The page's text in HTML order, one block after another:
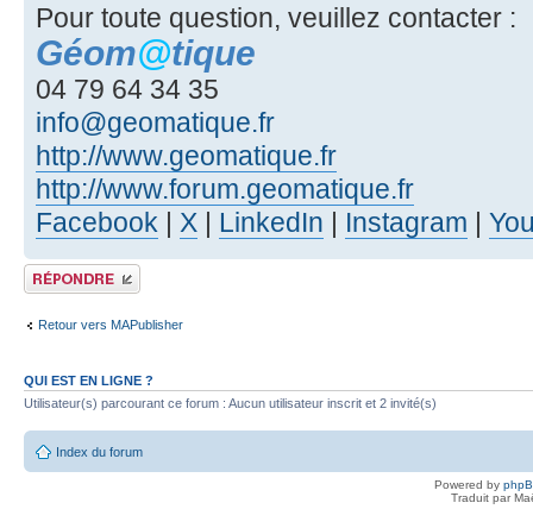
Pour toute question, veuillez contacter :
Géom@tique
04 79 64 34 35
info@geomatique.fr
http://www.geomatique.fr
http://www.forum.geomatique.fr
Facebook | X | LinkedIn | Instagram |
Publier une réponse
Retour vers MAPublisher
QUI EST EN LIGNE ?
Utilisateur(s) parcourant ce forum : Aucun utilisateur inscrit et 2 invité(s)
Index du forum
Powered by
Traduit par